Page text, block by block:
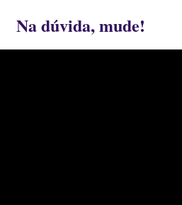
Na dúvida, mude!